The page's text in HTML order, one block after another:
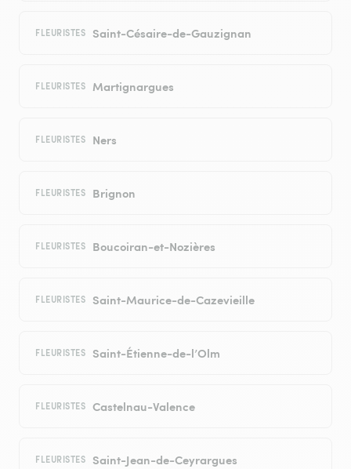
FLEURISTES Saint-Césaire-de-Gauzignan
FLEURISTES Martignargues
FLEURISTES Ners
FLEURISTES Brignon
FLEURISTES Boucoiran-et-Nozières
FLEURISTES Saint-Maurice-de-Cazevieille
FLEURISTES Saint-Étienne-de-l’Olm
FLEURISTES Castelnau-Valence
FLEURISTES Saint-Jean-de-Ceyrargues